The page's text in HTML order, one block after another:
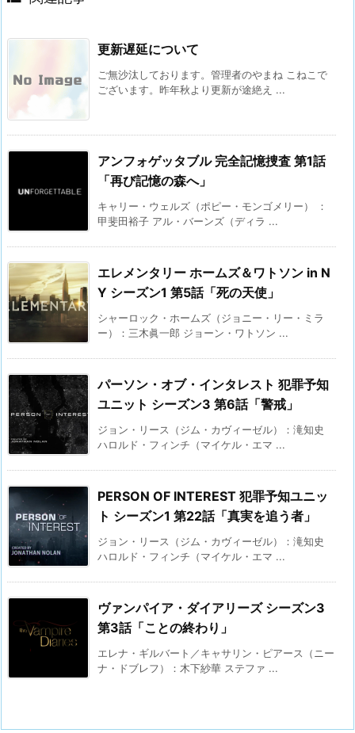
更新遅延について
ご無沙汰しております。管理者のやまね こねこで
ございます。昨年秋より更新が途絶え ...
アンフォゲッタブル 完全記憶捜査 第1話
「再び記憶の森へ」
キャリー・ウェルズ（ポピー・モンゴメリー） ：
甲斐田裕子 アル・バーンズ（ディラ ...
エレメンタリー ホームズ＆ワトソン in N
Y シーズン1 第5話「死の天使」
シャーロック・ホームズ（ジョニー・リー・ミラ
ー）：三木眞一郎 ジョーン・ワトソン ...
パーソン・オブ・インタレスト 犯罪予知
ユニット シーズン3 第6話「警戒」
ジョン・リース（ジム・カヴィーゼル）：滝知史
ハロルド・フィンチ（マイケル・エマ ...
PERSON OF INTEREST 犯罪予知ユニッ
ト シーズン1 第22話「真実を追う者」
ジョン・リース（ジム・カヴィーゼル）：滝知史
ハロルド・フィンチ（マイケル・エマ ...
ヴァンパイア・ダイアリーズ シーズン3
第3話「ことの終わり」
エレナ・ギルバート／キャサリン・ピアース（ニー
ナ・ドブレフ）：木下紗華 ステファ ...